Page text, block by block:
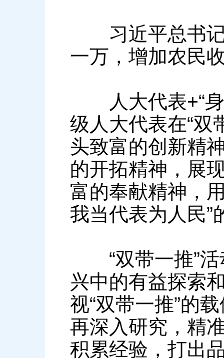
习近平总书记
一万，增加农民
人大代表+“身
级人大代表在“双
头致富的创新精
的开拓精神，展
富的奉献精神，
我当代表为人民”
“双带一推”活
兴中的有益探索
视“双带一推”的
再深入研究，精
积累经验，打出